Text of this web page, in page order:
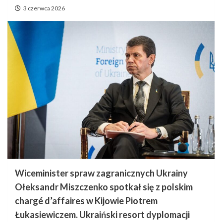
3 czerwca 2026
Wiceminister spraw zagranicznych Ukrainy
Ołeksandr Miszczenko spotkał się z polskim
chargé d’affaires w Kijowie Piotrem
Łukasiewiczem. Ukraiński resort dyplomacji